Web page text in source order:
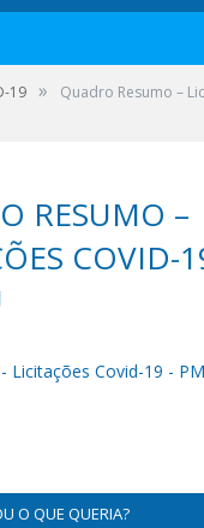
19 »
Quadro Resumo –
RESUMO –
COVID-
Licitações Covid-19 - PM
O QUE QUERIA?